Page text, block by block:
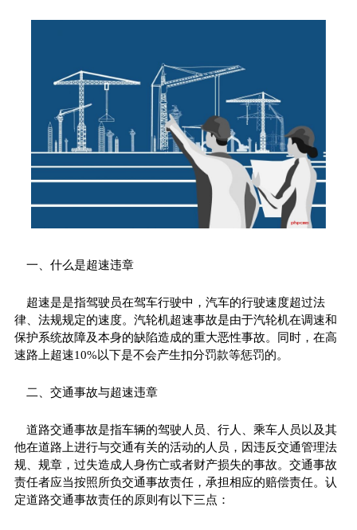
一、什么是超速违章
超速是是指驾驶员在驾车行驶中，汽车的行驶速度超过法
律、法规规定的速度。汽轮机超速事故是由于汽轮机在调速和
保护系统故障及本身的缺陷造成的重大恶性事故。同时，在高
速路上超速10%以下是不会产生扣分罚款等惩罚的。
二、交通事故与超速违章
道路交通事故是指车辆的驾驶人员、行人、乘车人员以及其
他在道路上进行与交通有关的活动的人员，因违反交通管理法
规、规章，过失造成人身伤亡或者财产损失的事故。交通事故
责任者应当按照所负交通事故责任，承担相应的赔偿责任。认
定道路交通事故责任的原则有以下三点：